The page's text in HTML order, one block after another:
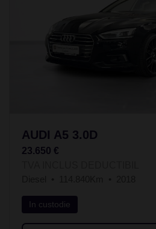
AUDI A5 3.0D
23.650 €
In custodie